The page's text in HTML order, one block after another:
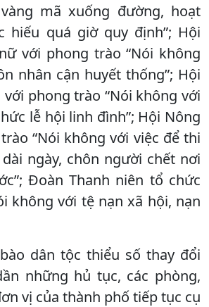
mã xuống đường, hoạt
hiếu quá giờ quy định”; Hội
với phong trào “Nói không
nhân cận huyết thống”; Hội
phong trào “Nói không với
lễ hội linh đình”; Hội Nông
“Nói không với việc để thi
ngày, chôn người chết nơi
Đoàn Thanh niên tổ chức
không với tệ nạn xã hội, nạn
dân tộc thiểu số thay đổi
những hủ tục, các phòng,
vị của thành phố tiếp tục cụ